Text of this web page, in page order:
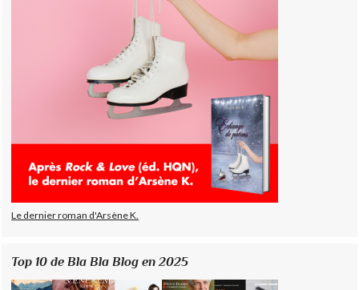
Le dernier roman d'Arsène K.
Top 10 de Bla Bla Blog en 2025